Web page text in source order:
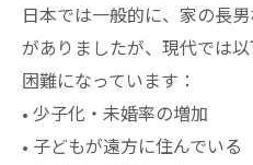
日本では一般的に、家の長
がありましたが、現代では
困難になっています：
• 少子化・未婚率の増加
• 子どもが遠方に住んでいる